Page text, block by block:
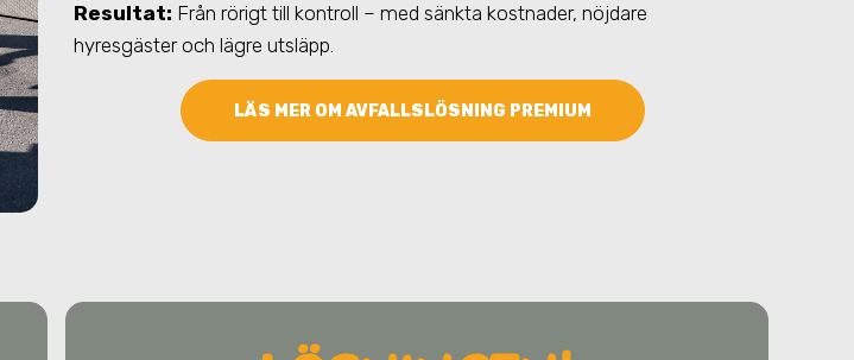
Resultat: Från rörigt till kontroll – med sänkta kostnader, nöjdare
hyresgäster och lägre utsläpp.
LÄS MER OM AVFALLSLÖSNING PREMIUM